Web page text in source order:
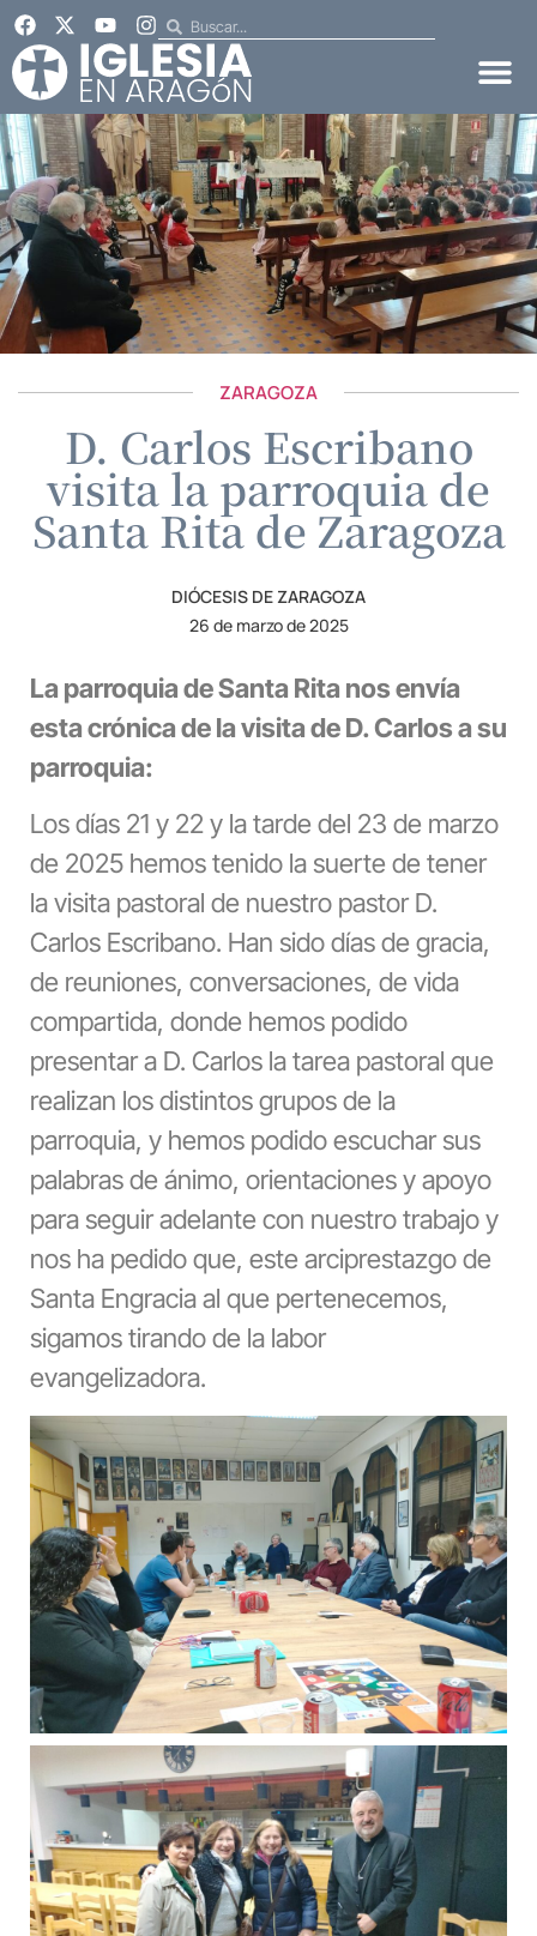
ZARAGOZA
D. Carlos Escribano
visita la parroquia de
Santa Rita de Zaragoza
DIÓCESIS DE ZARAGOZA
26 de marzo de 2025
La parroquia de Santa Rita nos envía
esta crónica de la visita de D. Carlos a su
parroquia:
Los días 21 y 22 y la tarde del 23 de marzo
de 2025 hemos tenido la suerte de tener
la visita pastoral de nuestro pastor D.
Carlos Escribano. Han sido días de gracia,
de reuniones, conversaciones, de vida
compartida, donde hemos podido
presentar a D. Carlos la tarea pastoral que
realizan los distintos grupos de la
parroquia, y hemos podido escuchar sus
palabras de ánimo, orientaciones y apoyo
para seguir adelante con nuestro trabajo y
nos ha pedido que, este arciprestazgo de
Santa Engracia al que pertenecemos,
sigamos tirando de la labor
evangelizadora.